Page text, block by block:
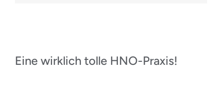
Eine wirklich tolle HNO-Praxis!